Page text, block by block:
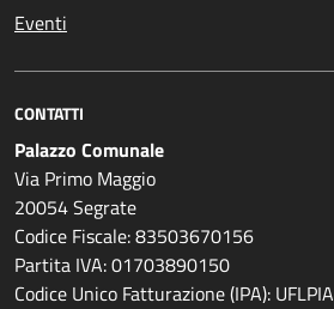
Eventi
CONTATTI
Palazzo Comunale
Via Primo Maggio
20054 Segrate
Codice Fiscale: 83503670156
Partita IVA: 01703890150
Codice Unico Fatturazione (IPA): UFLPIA